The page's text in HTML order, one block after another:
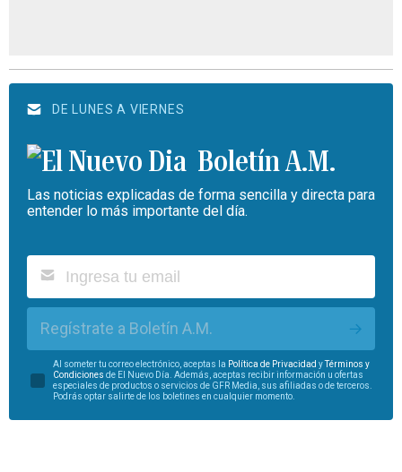
DE LUNES A VIERNES
Boletín A.M.
Las noticias explicadas de forma sencilla y directa para
entender lo más importante del día.
Regístrate a Boletín A.M.
Al someter tu correo electrónico, aceptas la Política de Privacidad yTérminos y
Condiciones de El Nuevo Día. Además, aceptas recibir información u ofertas
especiales de productos o servicios de GFR Media, sus afiliadas o de terceros.
Podrás optar salirte de los boletines en cualquier momento.